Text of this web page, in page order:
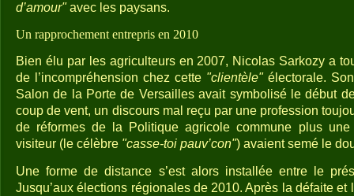
d’amour"avec les paysans.
Un rapprochement entrepris en 2010
Bien élu par les agriculteurs en 2007, Nicolas Sarkozy a
de l’incompréhension chez cette "clientèle"électorale.
Salon de la Porte de Versailles avait symbolisé le début
coup de vent, un discours mal reçu par une profession
de réformes de la Politique agricole commune plus
visiteur (le célèbre "casse-toi pauv’con") avaient semé le
Une forme de distance s’est alors installée entre le
Jusqu’aux élections régionales de 2010. Après la défaite et